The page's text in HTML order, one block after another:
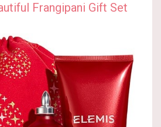
Frangipani Gift Set